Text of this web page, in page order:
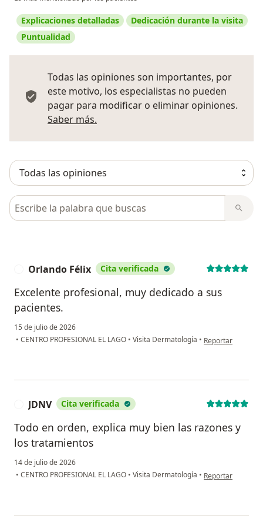
Explicaciones detalladas
Dedicación durante la visita
Puntualidad
Todas las opiniones son importantes, por
este motivo, los especialistas no pueden
pagar para modificar o eliminar opiniones.
Saber más.
Busca en opiniones
Orlando Félix Cita verificada
Excelente profesional, muy dedicado a sus
pacientes.
15 de julio de 2026
• CENTRO PROFESIONAL EL LAGO • Visita Dermatología • en opinión del
Reportar
JDNV Cita verificada
Todo en orden, explica muy bien las razones y
los tratamientos
14 de julio de 2026
• CENTRO PROFESIONAL EL LAGO • Visita Dermatología • en opinión del
Reportar